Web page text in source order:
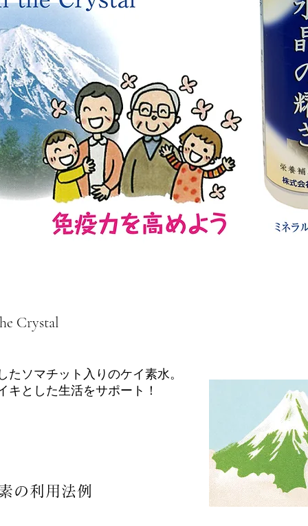
Crystal
ソマチット入りのケイ素水。
キとした生活をサポート！
の利用法例